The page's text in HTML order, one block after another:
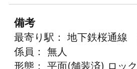
備考
最寄り駅： 地下鉄桜通線
係員： 無人
形態： 平面(舗装済) ロッ